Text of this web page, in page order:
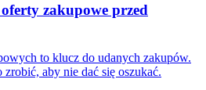
zakupowe przed
to klucz do udanych zakupów.
aby nie dać się oszukać.